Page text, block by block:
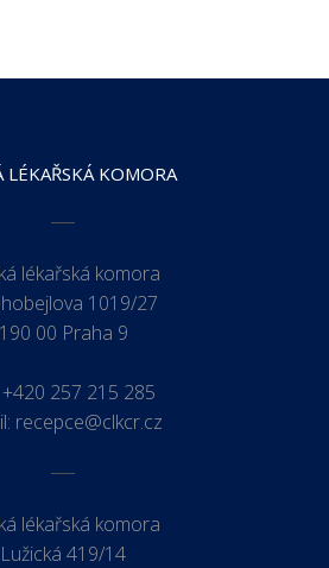
LÉKAŘSKÁ KOMORA
lékařská komora
1019/27
190 00 Praha 9
+420 257 215 285
recepce@clkcr.cz
lékařská komora
Lužická 419/14